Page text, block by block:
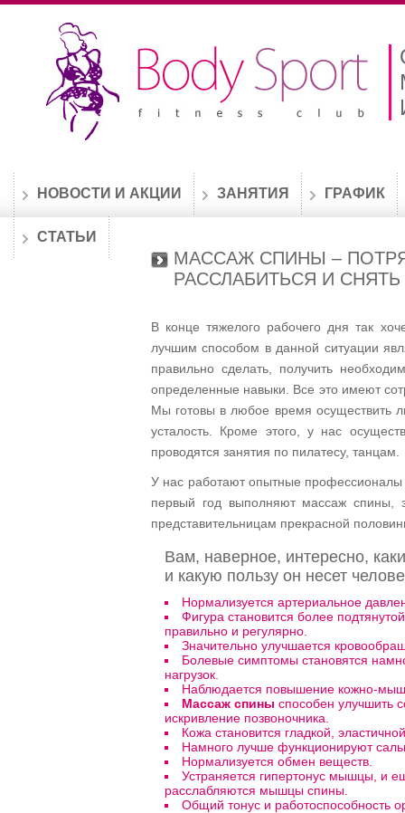
НОВОСТИ И АКЦИИ ЗАНЯТИЯ ГРАФИК
СТАТЬИ
МАССАЖ СПИНЫ –
РАССЛАБИТЬСЯ И
В конце тяжелого рабочего дня так
лучшим способом в данной ситуации
правильно сделать, получить
определенные навыки. Все это имеют
Мы готовы в любое время осуществить
усталость. Кроме этого, у нас
проводятся занятия по пилатесу, танцам.
У нас работают опытные
первый год выполняют массаж спины,
представительницам прекрасной
Вам, наверное, интересно,
и какую пользу он несет
Нормализуется артериальное
Фигура становится более
правильно и регулярно.
Значительно улучшается
Болевые симптомы становятся
нагрузок.
Наблюдается повышение кожно-
Массаж спины способен улучшить
искривление позвоночника.
Кожа становится гладкой,
Намного лучше функционируют
Нормализуется обмен веществ.
Устраняется гипертонус мышцы, и
расслабляются мышцы спины.
Общий тонус и работоспособность